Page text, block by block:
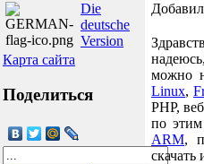
Die
deutsche
Version
Карта сайта
Поделиться
можно
Linux,
PHP,
по
ARM,